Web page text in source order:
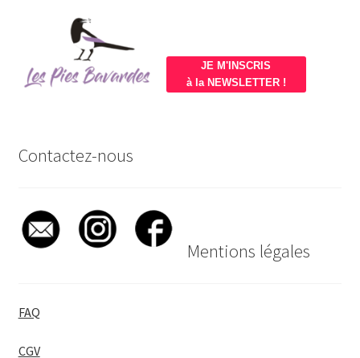
JE M'INSCRIS
à la NEWSLETTER !
Contactez-nous
Mentions légales
FAQ
CGV